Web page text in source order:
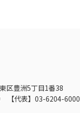
区豊洲5丁目1番38
【代表】 03-6204-6000